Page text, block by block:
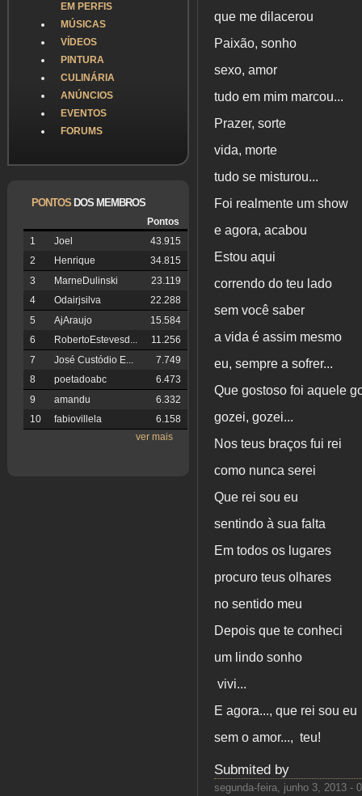
EM PERFIS
MÚSICAS
VÍDEOS
PINTURA
CULINÁRIA
ANÚNCIOS
EVENTOS
FORUMS
PONTOS DOS MEMBROS
Pontos
1
Joel
43.915
2
Henrique
34.815
3
MarneDulinski
23.119
4
Odairjsilva
22.288
5
AjAraujo
15.584
6
RobertoEstevesd...
11.256
7
José Custódio E...
7.749
8
poetadoabc
6.473
9
amandu
6.332
10
fabiovillela
6.158
ver mais
que me dilacerou
Paixão, sonho
sexo, amor
tudo em mim marcou...
Prazer, sorte
vida, morte
tudo se misturou...
Foi realmente um show
e agora, acabou
Estou aqui
correndo do teu lado
sem você saber
a vida é assim mesmo
eu, sempre a sofrer...
Que gostoso foi aquele
gozei, gozei...
Nos teus braços fui rei
como nunca serei
Que rei sou eu
sentindo à sua falta
Em todos os lugares
procuro teus olhares
no sentido meu
Depois que te conheci
um lindo sonho
vivi...
E agora..., que rei sou eu
sem o amor..., teu!
Submited by
segunda-feira, junho 3, 2013 -